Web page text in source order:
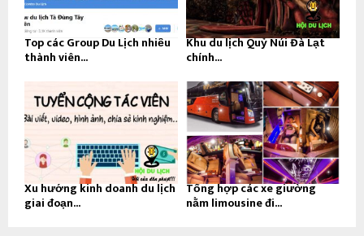
Top các Group Du Lịch nhiều
thành viên...
Khu du lịch Quỷ Núi Đà Lạt
chính...
Xu hướng kinh doanh du lịch
giai đoạn...
Tổng hợp các xe giường
nằm limousine đi...